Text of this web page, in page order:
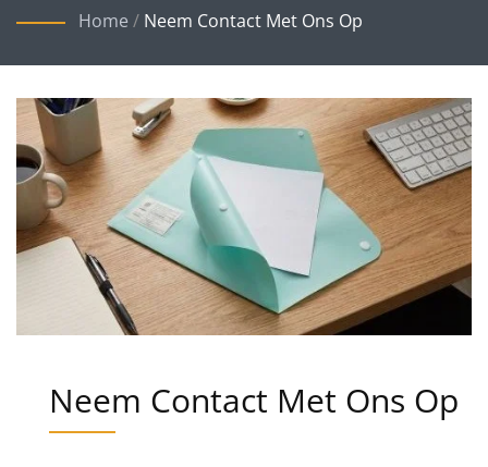
Kantoorartikelenpartner
Home / Neem Contact Met Ons Op
Neem Contact Met Ons Op